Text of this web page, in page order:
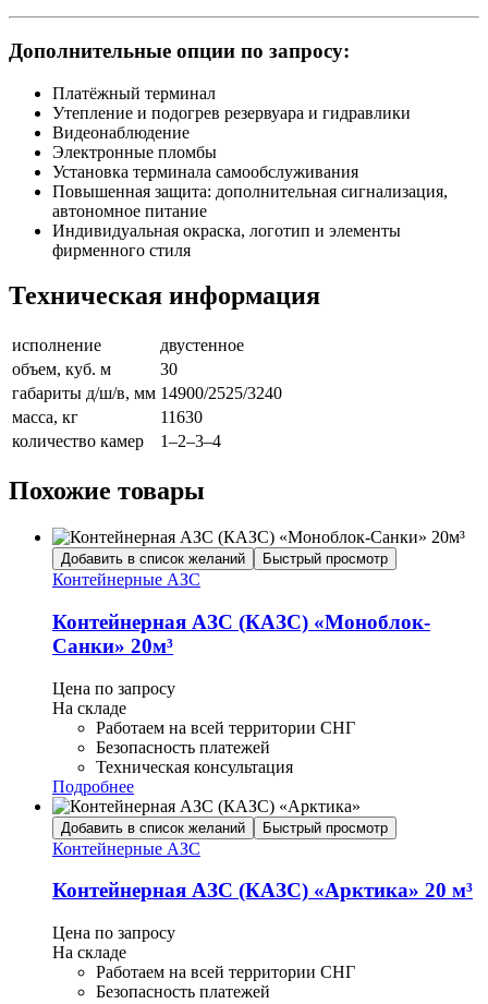
Дополнительные опции по запросу:
Платёжный терминал
Утепление и подогрев резервуара и гидравлики
Видеонаблюдение
Электронные пломбы
Установка терминала самообслуживания
Повышенная защита: дополнительная сигнализация,
автономное питание
Индивидуальная окраска, логотип и элементы
фирменного стиля
Техническая информация
исполнение
двустенное
объем, куб. м
30
габариты д/ш/в, мм 14900/2525/3240
масса, кг
11630
количество камер
1–2–3–4
Похожие товары
Добавить в список желаний Быстрый просмотр
Контейнерные АЗС
Контейнерная АЗС (КАЗС) «Моноблок-
Санки» 20м³
Цена по запросу
На складе
Работаем на всей территории СНГ
Безопасность платежей
Техническая консультация
Подробнее
Добавить в список желаний Быстрый просмотр
Контейнерные АЗС
Контейнерная АЗС (КАЗС) «Арктика» 20 м³
Цена по запросу
На складе
Работаем на всей территории СНГ
Безопасность платежей